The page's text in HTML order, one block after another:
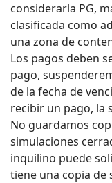
considerarla PG,
clasificada como
una zona de
Los pagos deben
pago,
de la fecha de
recibir un pago, la
No guardamos
simulaciones
inquilino puede
tiene una copia de